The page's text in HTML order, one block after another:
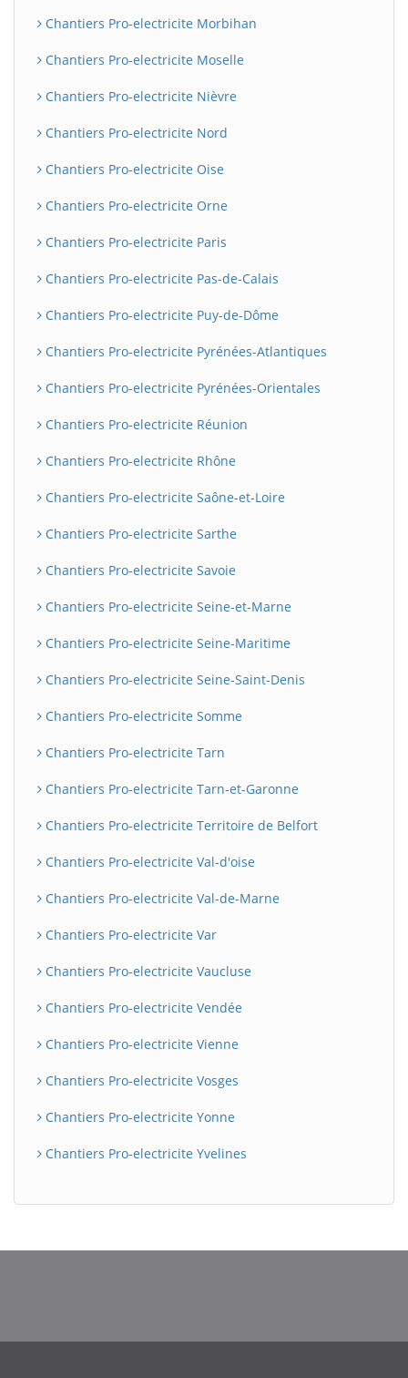
Chantiers Pro-electricite Morbihan
Chantiers Pro-electricite Moselle
Chantiers Pro-electricite Nièvre
Chantiers Pro-electricite Nord
Chantiers Pro-electricite Oise
Chantiers Pro-electricite Orne
Chantiers Pro-electricite Paris
Chantiers Pro-electricite Pas-de-Calais
Chantiers Pro-electricite Puy-de-Dôme
Chantiers Pro-electricite Pyrénées-Atlantiques
Chantiers Pro-electricite Pyrénées-Orientales
Chantiers Pro-electricite Réunion
Chantiers Pro-electricite Rhône
Chantiers Pro-electricite Saône-et-Loire
Chantiers Pro-electricite Sarthe
Chantiers Pro-electricite Savoie
Chantiers Pro-electricite Seine-et-Marne
Chantiers Pro-electricite Seine-Maritime
Chantiers Pro-electricite Seine-Saint-Denis
Chantiers Pro-electricite Somme
Chantiers Pro-electricite Tarn
Chantiers Pro-electricite Tarn-et-Garonne
Chantiers Pro-electricite Territoire de Belfort
Chantiers Pro-electricite Val-d'oise
Chantiers Pro-electricite Val-de-Marne
Chantiers Pro-electricite Var
Chantiers Pro-electricite Vaucluse
Chantiers Pro-electricite Vendée
Chantiers Pro-electricite Vienne
Chantiers Pro-electricite Vosges
Chantiers Pro-electricite Yonne
Chantiers Pro-electricite Yvelines
BatiWebPro